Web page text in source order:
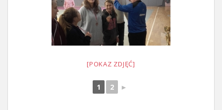
[POKAZ ZDJĘĆ]
1 2 ►